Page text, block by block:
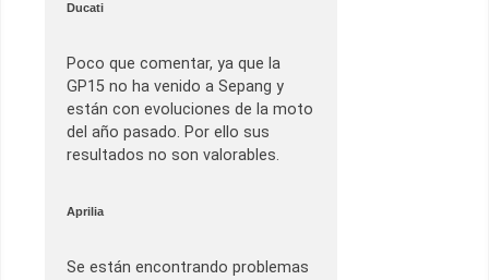
Ducati
Poco que comentar, ya que la
GP15 no ha venido a Sepang y
están con evoluciones de la moto
del año pasado. Por ello sus
resultados no son valorables.
Aprilia
Se están encontrando problemas